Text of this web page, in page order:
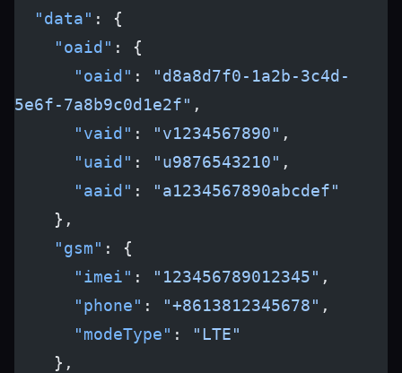
  "data"
: {
    "oaid"
: {
      "oaid"
:
"d8a8d7f0-1a2b-3c4d-
5e6f-7a8b9c0d1e2f" ,
      "vaid"
: "v1234567890" ,
      "uaid"
: "u9876543210" ,
      "aaid"
:
"a1234567890abcdef"
    },
    "gsm"
: {
      "imei"
: "123456789012345" ,
      "phone"
: "+8613812345678" ,
      "modeType"
:
"LTE"
    },